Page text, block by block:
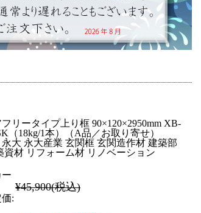
リータイプ上り框 90×120×2950mm XB-
（18kg/1本）（A品／お取り寄せ）
大 永大産業 玄関框 玄関造作材 建築部
資材 リフォーム材 リノベーション
ー
:
¥45,900(税込)